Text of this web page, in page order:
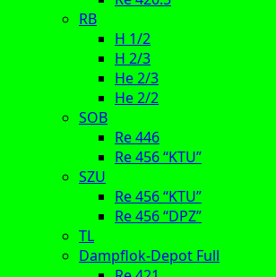
RB
H 1/2
H 2/3
He 2/3
He 2/2
SOB
Re 446
Re 456 “KTU”
SZU
Re 456 “KTU”
Re 456 “DPZ”
TL
Dampflok-Depot Full